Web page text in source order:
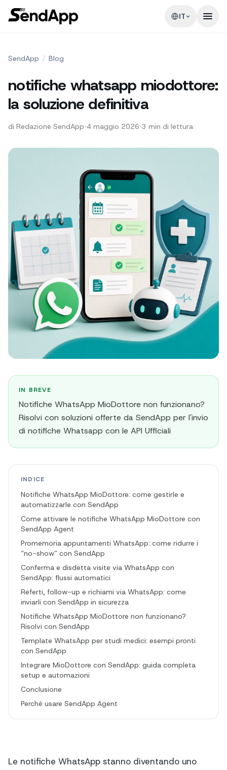
IT
SendApp / Blog
notifiche whatsapp miodottore:
la soluzione definitiva
di Redazione SendApp•4 maggio 2026•3 min di lettura
IN BREVE
Notifiche WhatsApp MioDottore non funzionano?
Risolvi con soluzioni offerte da SendApp per l'invio
di notifiche Whatsapp con le API Ufficiali
INDICE
Notifiche WhatsApp MioDottore: come gestirle e
automatizzarle con SendApp
Come attivare le notifiche WhatsApp MioDottore con
SendApp Agent
Promemoria appuntamenti WhatsApp: come ridurre i
“no-show” con SendApp
Conferma e disdetta visite via WhatsApp con
SendApp: flussi automatici
Referti, follow-up e richiami via WhatsApp: come
inviarli con SendApp in sicurezza
Notifiche WhatsApp MioDottore non funzionano?
Risolvi con SendApp
Template WhatsApp per studi medici: esempi pronti
con SendApp
Integrare MioDottore con SendApp: guida completa
setup e automazioni
Conclusione
Perché usare SendApp Agent
Le notifiche WhatsApp stanno diventando uno